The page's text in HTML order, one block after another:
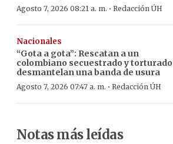
Agosto 7, 2026 08:21 a. m. · Redacción ÚH
Nacionales
“Gota a gota”: Rescatan a un
colombiano secuestrado y
desmantelan una banda de usura
Agosto 7, 2026 07:47 a. m. · Redacción ÚH
Notas más leídas